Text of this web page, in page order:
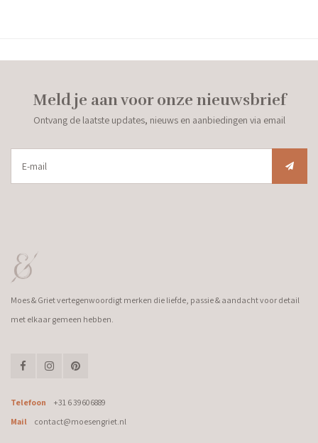
Meld je aan voor onze nieuwsbrief
Ontvang de laatste updates, nieuws en aanbiedingen via email
Moes & Griet vertegenwoordigt merken die liefde, passie & aandacht voor detail
met elkaar gemeen hebben.
Telefoon
+31 6 39606889
Mail
contact@moesengriet.nl